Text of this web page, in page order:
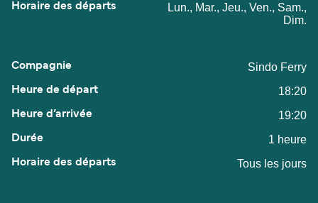
Lun., Mar., Jeu., Ven., Sam.,
Dim.
Sindo Ferry
18:20
19:20
1 heure
Tous les jours